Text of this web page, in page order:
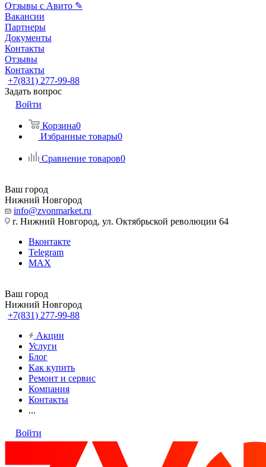
Отзывы с Авито ✎
Вакансии
Партнеры
Документы
Контакты
Отзывы
Контакты
+7(831) 277-99-88
Задать вопрос
Войти
Корзина0
Избранные товары0
Сравнение товаров0
Ваш город
Нижний Новгород
info@zvonmarket.ru
г. Нижний Новгород, ул. Октябрьской революции 64
Вконтакте
Telegram
MAX
Ваш город
Нижний Новгород
+7(831) 277-99-88
Акции
Услуги
Блог
Как купить
Ремонт и сервис
Компания
Контакты
...
Войти